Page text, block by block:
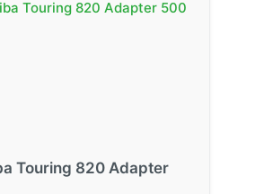
Touring 820 Adapter